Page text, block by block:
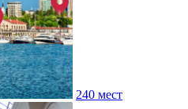
240 мест